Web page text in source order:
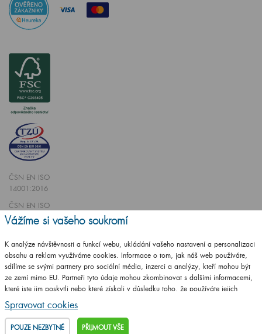
ČSN EN ISO
14001:2016
ČSN EN ISO
9001:2016
Vytvořilo studio CZECHGROUP.cz
© 2009 - 2025 Koupelnový nábytek Dřevojas v. d.,
Vážíme si vašeho soukromí
K analýze návštěvnosti a funkcí webu, ukládání vašeho nastavení a personalizaci
obsahu a reklam využíváme cookies. Informace o tom, jak náš web používáte,
sdílíme se svými partnery pro sociální média, inzerci a analýzy, kteří mohou být
ze zemí mimo EU. Partneři tyto údaje mohou zkombinovat s dalšími informacemi,
které jste jim poskytli nebo které získali v důsledku toho, že používáte jejich
služby.
Podrobné informace
Spravovat cookies
POUZE NEZBYTNÉ PŘIJMOUT VŠE